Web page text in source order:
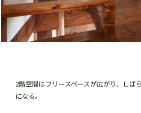
2階空間はフリースペースが広がり、し
になる。